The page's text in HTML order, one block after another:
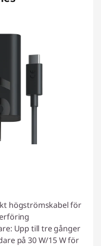
högströmskabel för
Upp till tre gånger
på 30 W/15 W för